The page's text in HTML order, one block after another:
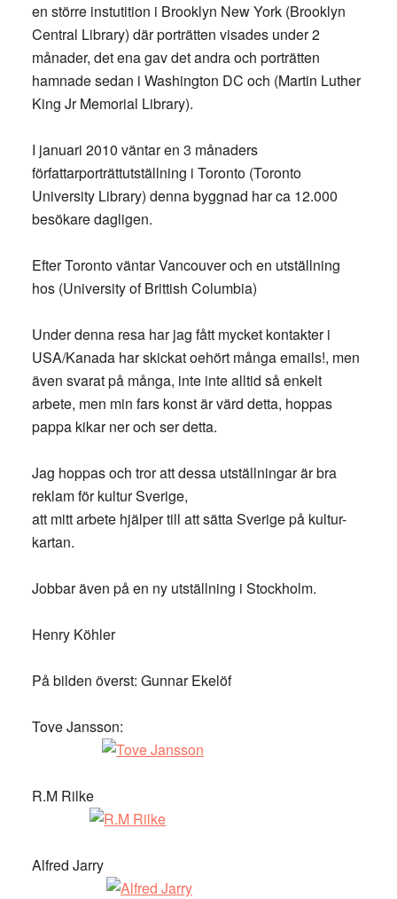
en större instutition i Brooklyn New York (Brooklyn
Central Library) där porträtten visades under 2
månader, det ena gav det andra och porträtten
hamnade sedan i Washington DC och (Martin Luther
King Jr Memorial Library).
I januari 2010 väntar en 3 månaders
författarporträttutställning i Toronto (Toronto
University Library) denna byggnad har ca 12.000
besökare dagligen.
Efter Toronto väntar Vancouver och en utställning
hos (University of Brittish Columbia)
Under denna resa har jag fått mycket kontakter i
USA/Kanada har skickat oehört många emails!, men
även svarat på många, inte inte alltid så enkelt
arbete, men min fars konst är värd detta, hoppas
pappa kikar ner och ser detta.
Jag hoppas och tror att dessa utställningar är bra
reklam för kultur Sverige,
att mitt arbete hjälper till att sätta Sverige på kultur-
kartan.
Jobbar även på en ny utställning i Stockholm.
Henry Köhler
På bilden överst: Gunnar Ekelöf
Tove Jansson:
R.M Rilke
Alfred Jarry